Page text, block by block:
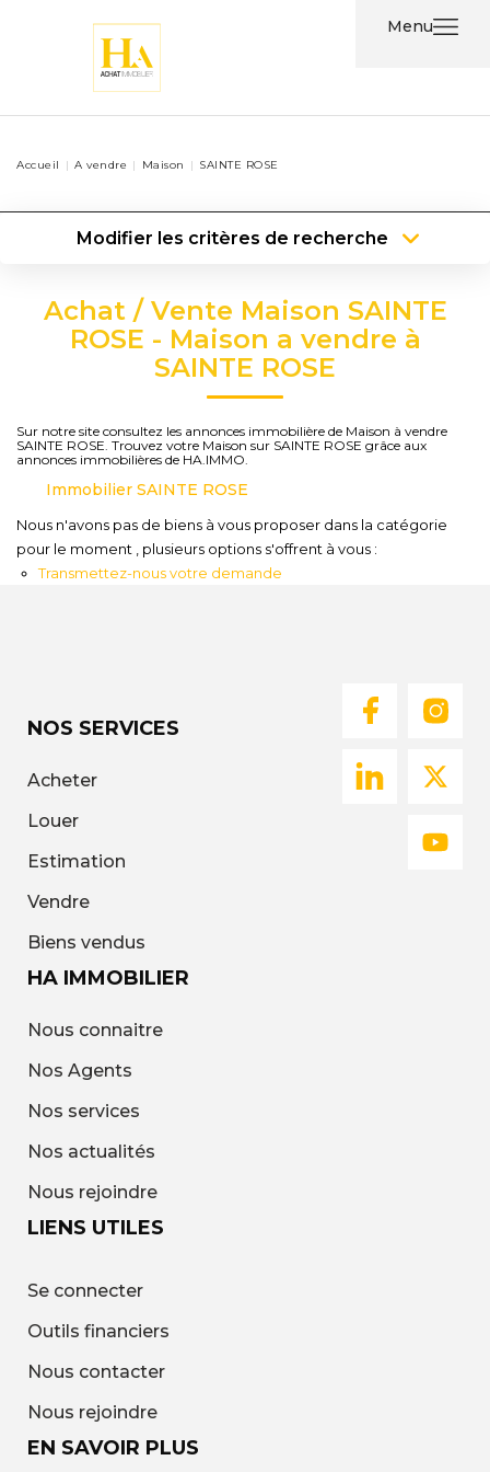
Menu
Nos
Nos
Contact
Rejoindre
Actualités
favoris
Accueil A vendre Maison SAINTE ROSE
Modifier les critères de recherche
Type de bien
Type de bien
Plus de critères
Créer une alerte
Achat / Vente Maison SAINTE
ROSE - Maison a vendre à
SAINTE ROSE
Sur notre site consultez les annonces immobilière de Maison à vendre
SAINTE ROSE. Trouvez votre Maison sur SAINTE ROSE grâce aux
annonces immobilières de HA.IMMO.
Immobilier SAINTE ROSE
Nous n'avons pas de biens à vous proposer dans la catégorie
pour le moment , plusieurs options s'offrent à vous :
Transmettez-nous votre demande
HA IMMOBILIER
Nous connaitre
Nos Agents
Nos services
Nos actualités
Nous rejoindre
NOS SERVICES
Acheter
Louer
Estimation
Vendre
Biens vendus
LIENS UTILES
Se connecter
Outils financiers
Nous contacter
Nous rejoindre
EN SAVOIR PLUS